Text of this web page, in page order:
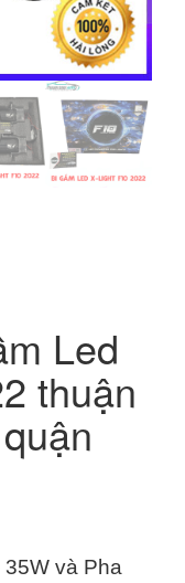
Led
thuận
và Pha